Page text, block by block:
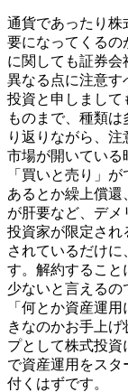
通貨であったり株
要になってくるの
に関しても証券会
異なる点に注意す
投資と申しまして
ものまで、種類
り返りながら、注
市場が開いている
「買いと売り」
あるとか繰上償還
が肝要など、デメ
投資家が限定され
されているだけに
す。解約すること
少ないと言えるの
「何とか資産運
きなのかお手上
プとして株式投
で資産運用をス
付くはずです。